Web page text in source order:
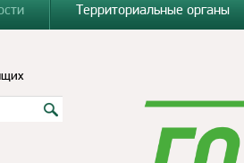
Территориальные органы